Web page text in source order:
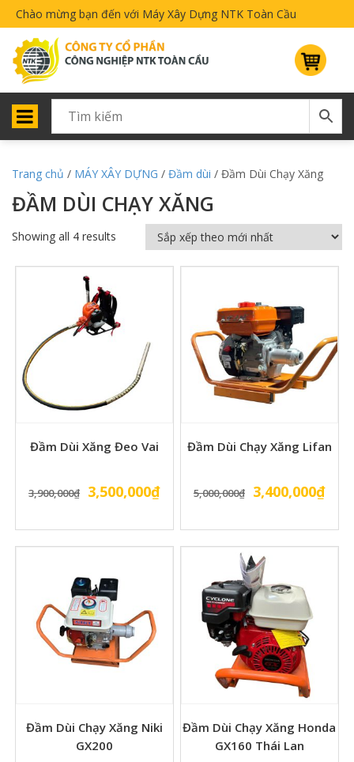
Chào mừng bạn đến với Máy Xây Dựng NTK Toàn Cầu
Trang chủ / MÁY XÂY DỰNG / Đầm dùi / Đầm Dùi Chạy Xăng
ĐẦM DÙI CHẠY XĂNG
Showing all 4 results
Đầm Dùi Xăng Đeo Vai
3,900,000₫
Giá
là:
3,900,000₫.
3,500,000₫Giá
tại
là:
Đầm Dùi Chạy Xăng Lifan
5,000,000₫
Giá
là:
5,000,000₫.
3,400,000₫Giá
tại
là:
Đầm Dùi Chạy Xăng Niki
GX200
Đầm Dùi Chạy Xăng Honda
GX160 Thái Lan